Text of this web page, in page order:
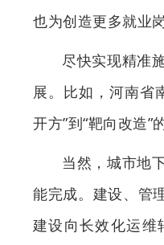
也为创造更多就业
尽快实现精准
展。比如，河南省
开方”到“靶向改造”
当然，城市地
能完成。建设、管
建设向长效化运维